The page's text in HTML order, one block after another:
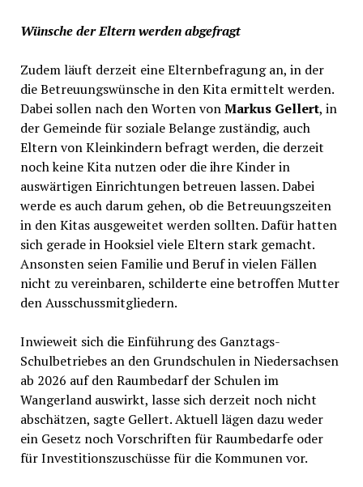
Wünsche der Eltern werden abgefragt
Zudem läuft derzeit eine Elternbefragung an, in der
die Betreuungswünsche in den Kita ermittelt werden.
Dabei sollen nach den Worten vonMarkus Gellert, in
der Gemeinde für soziale Belange zuständig, auch
Eltern von Kleinkindern befragt werden, die derzeit
noch keine Kita nutzen oder die ihre Kinder in
auswärtigen Einrichtungen betreuen lassen. Dabei
werde es auch darum gehen, ob die Betreuungszeiten
in den Kitas ausgeweitet werden sollten. Dafür hatten
sich gerade in Hooksiel viele Eltern stark gemacht.
Ansonsten seien Familie und Beruf in vielen Fällen
nicht zu vereinbaren, schilderte eine betroffen Mutter
den Ausschussmitgliedern.
Inwieweit sich die Einführung des Ganztags-
Schulbetriebes an den Grundschulen in Niedersachsen
ab 2026 auf den Raumbedarf der Schulen im
Wangerland auswirkt, lasse sich derzeit noch nicht
abschätzen, sagte Gellert. Aktuell lägen dazu weder
ein Gesetz noch Vorschriften für Raumbedarfe oder
für Investitionszuschüsse für die Kommunen vor.